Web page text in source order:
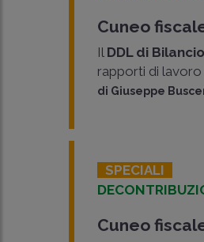
Cuneo
Il DDL di
rapporti di
di Giuseppe
SPECIALI
Cuneo